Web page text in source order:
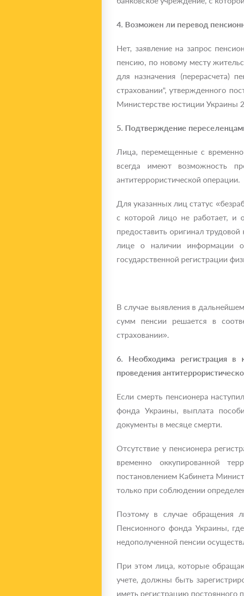
4. Возможен ли перевод
Нет, заявление на запрос
пенсию, по новому месту
для назначения (перерасчета)
страховании", утвержденного
Министерстве юстиции Украины
5. Подтверждение
Лица, перемещенные с временно
всегда имеют возможность
антитеррористической операции.
Для указанных лиц статус
с которой лицо не работает, и
предоставить оригинал
лице о наличии информации
государственной регистрации
В случае выявления в
сумм пенсии решается в
страховании».
6. Необходима регистрация в
проведения
Если смерть пенсионера
фонда Украины, выплата
документы в месяце смерти.
Отсутствие у пенсионера
временно оккупированной
постановлением Кабинета
только при соблюдении
Поэтому в случае обращения
Пенсионного фонда Украины,
недополученной пенсии
При этом лица, которые
учете, должны быть
иметь регистрацию постоянного